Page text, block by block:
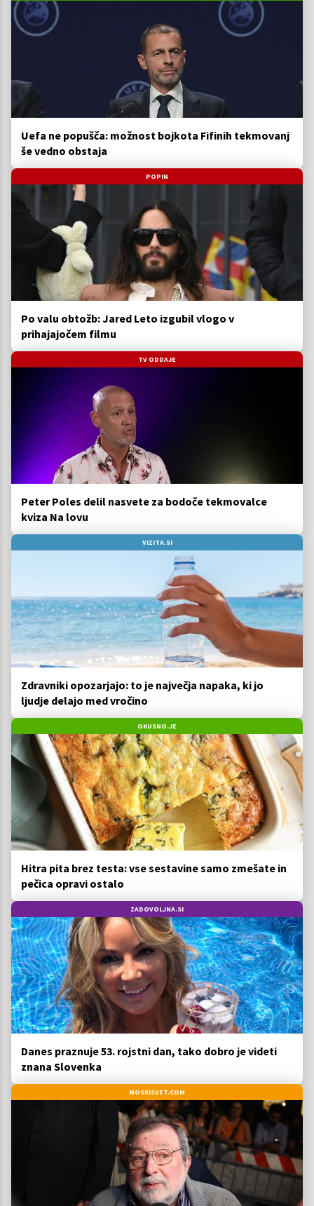
Uefa ne popušča: možnost bojkota Fifinih tekmovanj
še vedno obstaja
POPIN
Po valu obtožb: Jared Leto izgubil vlogo v
prihajajočem filmu
TV ODDAJE
Peter Poles delil nasvete za bodoče tekmovalce
kviza Na lovu
VIZITA.SI
Zdravniki opozarjajo: to je največja napaka, ki jo
ljudje delajo med vročino
OKUSNO.JE
Hitra pita brez testa: vse sestavine samo zmešate in
pečica opravi ostalo
ZADOVOLJNA.SI
Danes praznuje 53. rojstni dan, tako dobro je videti
znana Slovenka
MOSKISVET.COM